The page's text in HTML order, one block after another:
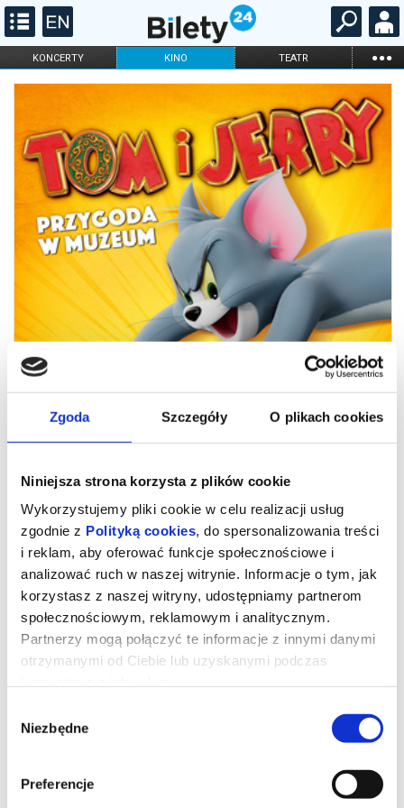
Zgoda Szczegóły O plikach cookies
Niniejsza strona korzysta z plików cookie
Wykorzystujemy pliki cookie w celu realizacji usług
zgodnie z Polityką cookies, do spersonalizowania treści
i reklam, aby oferować funkcje społecznościowe i
analizować ruch w naszej witrynie. Informacje o tym, jak
korzystasz z naszej witryny, udostępniamy partnerom
społecznościowym, reklamowym i analitycznym.
Partnerzy mogą połączyć te informacje z innymi danymi
otrzymanymi od Ciebie lub uzyskanymi podczas
zgody
Niezbędne
Preferencje
KONCERTY KINO TEATR ...
FILHARMONIA OPERA I BALET
KARNETY
Tom i Jerry: Przygoda w muzeum
Ulubieńcy najmłodszych i nie tylko, bohaterowie ponadczasowej
serii animacji, czyli Tom i Jerry znów na wielkim ekranie! Podczas
przypadkowo uruchamiają mityczny Astralny Kompas, który
przenosi ich do olśniewającego Złotego Miasta rodem ze
starożytnych legend. Tom zostaje uznany za bóstwo i staje się